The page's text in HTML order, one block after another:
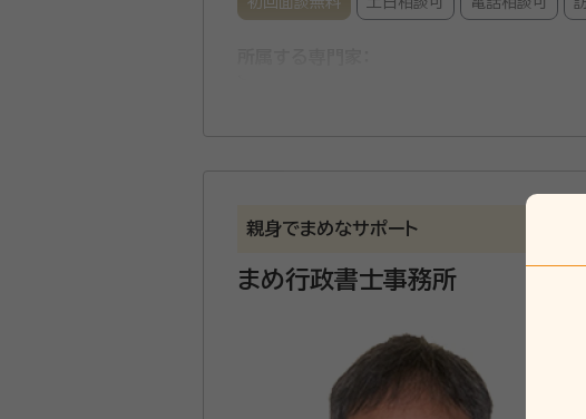
行政書士、福岡県久留米市出身
所属団体：熊本県行政書士会
親身でまめなサポート
まめ行政書士事務所